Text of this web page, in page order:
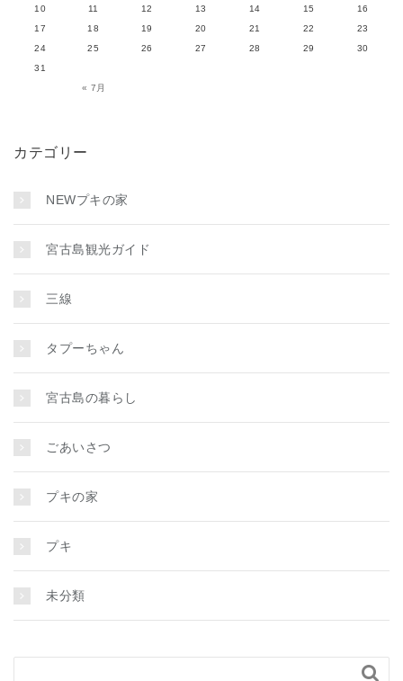
« 7月
10 11 12 13 14 15
16
17
18 19 20 21 22
23
24
25 26 27 28 29
30
31
カテゴリー
NEWプキの家
宮古島観光ガイド
三線
タプーちゃん
宮古島の暮らし
ごあいさつ
プキの家
プキ
未分類
